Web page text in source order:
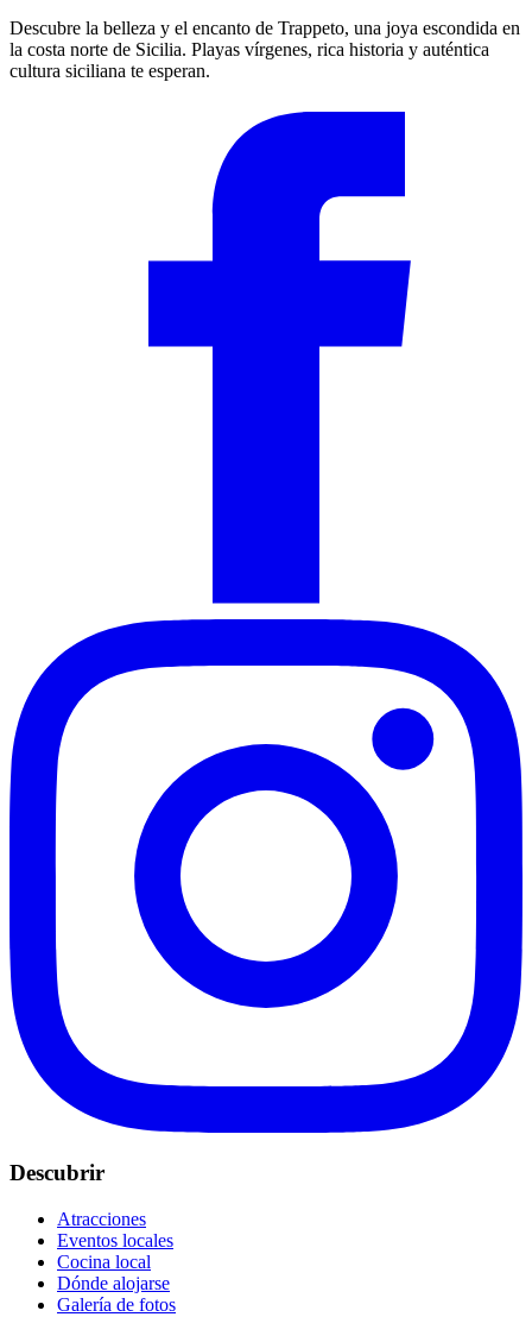
Descubre la belleza y el encanto de Trappeto, una joya escondida en
la costa norte de Sicilia. Playas vírgenes, rica historia y auténtica
cultura siciliana te esperan.
Descubrir
Atracciones
Eventos locales
Cocina local
Dónde alojarse
Galería de fotos